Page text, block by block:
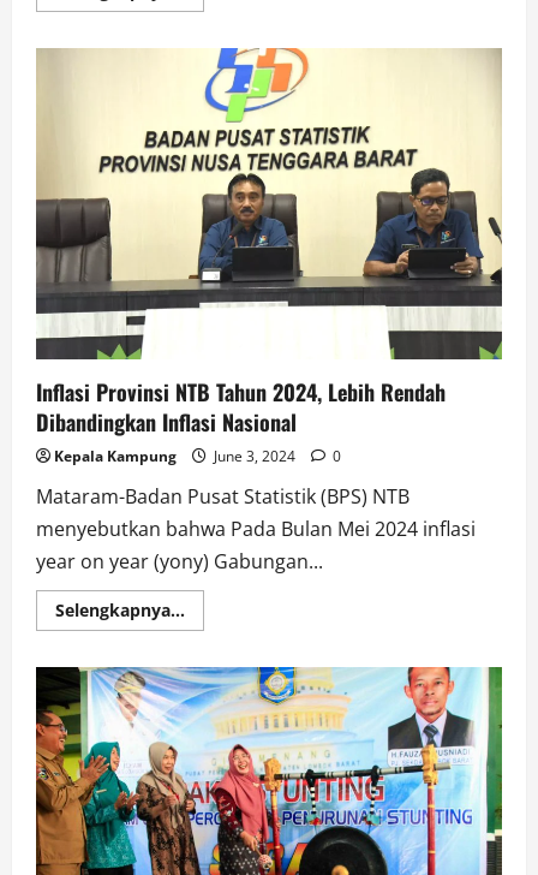
more
Aman
Menggunakan
Motor
Kopling
agar
Tidak
Mudah
Haus
Mengendarai
Motor
Kopling
dengan
Aman
dan
Efisien
Inflasi Provinsi NTB Tahun 2024, Lebih Rendah
Dibandingkan Inflasi Nasional
Kepala Kampung June 3, 2024 0
Mataram-Badan Pusat Statistik (BPS) NTB
menyebutkan bahwa Pada Bulan Mei 2024 inflasi
year on year (yony) Gabungan...
Selengkapnya...
more
Provinsi
NTB
Tahun
2024,
Lebih
Rendah
Dibandingkan
Inflasi
Nasional